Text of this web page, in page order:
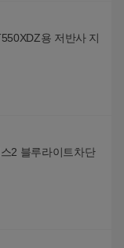
용 저반사 지
2 블루라이트차단